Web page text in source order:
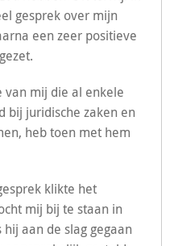
gesprek over mijn
een zeer positieve
mij die al enkele
bij juridische zaken en
heb toen met hem
klikte het
mij bij te staan in
aan de slag gegaan